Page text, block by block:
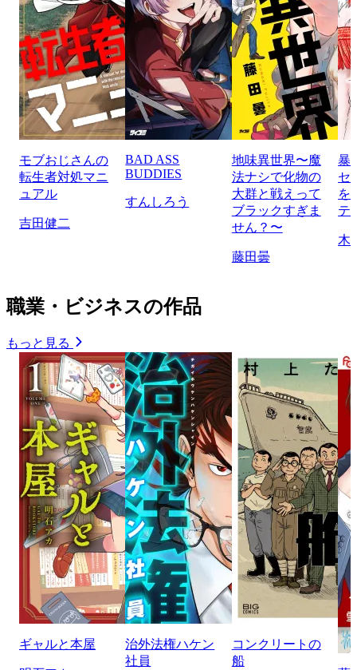
モブおじさんの
転生者対処マニ
ュアル
吉田健二
BAD ASS
BUDDIES
すんしろう
地味異世界〜魔
法ナシで化物の
大群と戦えって
ブラックすぎま
せん？〜
藤田曇
暴
セ
を
テ
木
職業・ビジネスの作品
もっと見る
ギャルと本屋
治外法権ハケン
社員
コンクリートの
船